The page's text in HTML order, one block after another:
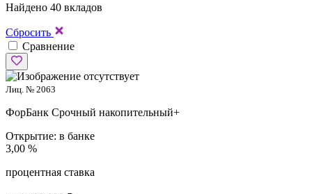
Найдено 40 вкладов
Сбросить
Сравнение
Лиц. № 2063
ФорБанк Срочный накопительный+
Открытие: в банке
3,00 %
процентная ставка